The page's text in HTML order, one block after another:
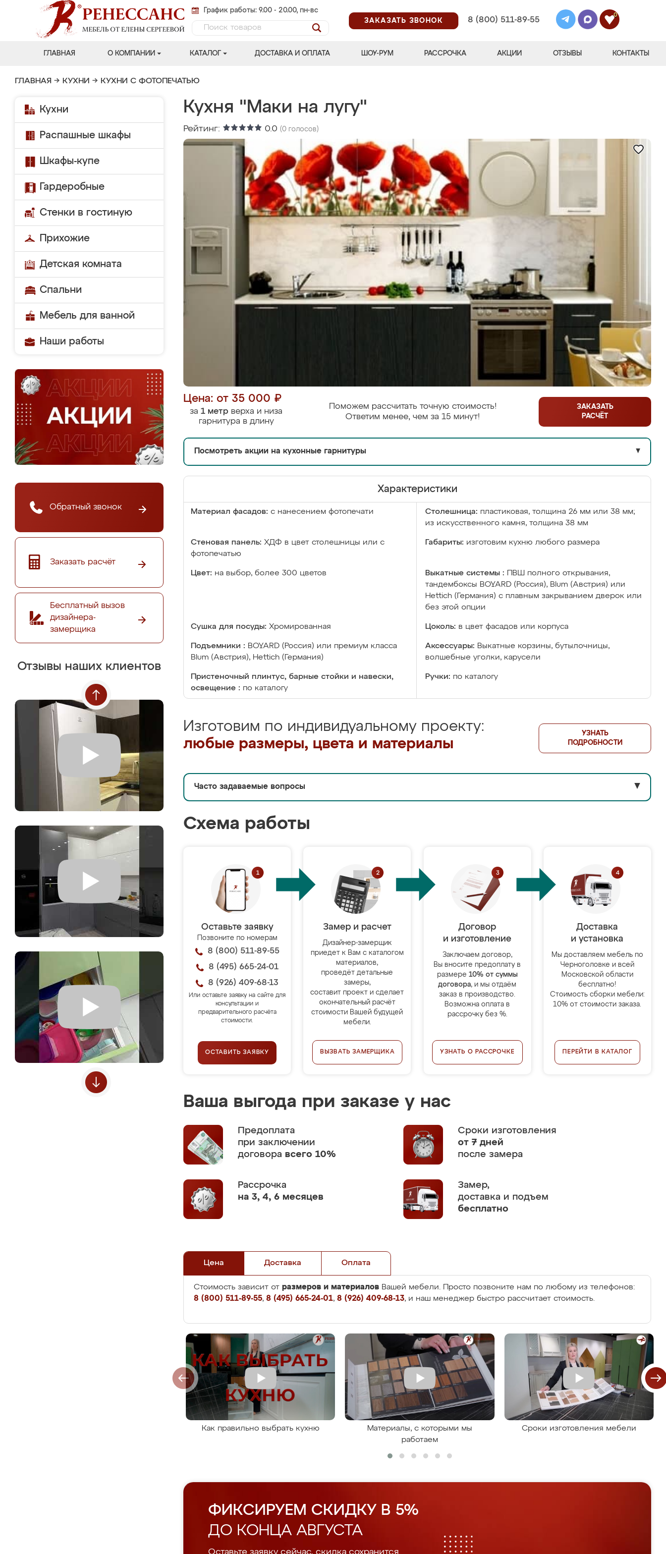
График работы: 9.00 - 20.00, пн-вс
ЗАКАЗАТЬ ЗВОНОК
8 (800) 511-89-55
0
ГЛАВНАЯ О КОМПАНИИ КАТАЛОГ ДОСТАВКА И ОПЛАТА ШОУ-РУМ РАССРОЧКА АКЦИИ ОТЗЫВЫ КОНТАКТЫ
ГЛАВНАЯ → КУХНИ → КУХНИ С ФОТОПЕЧАТЬЮ
Кухни
Распашные шкафы
Шкафы-купе
Гардеробные
Стенки в гостиную
Прихожие
Детская комната
Спальни
Мебель для ванной
Наши работы
Обратный звонок
Заказать расчёт
Бесплатный вызов
дизайнера-
замерщика
Отзывы наших клиентов
Кухня "Маки на лугу"
Рейтинг: 0.0 (0 голосов)
Цена: от 35 000 ₽
за 1 метр верха и низа
гарнитура в длину
Поможем рассчитать точную стоимость!
Ответим менее, чем за 15 минут!
ЗАКАЗАТЬ
РАСЧЁТ
Посмотреть акции на кухонные гарнитуры ▼
Характеристики
Материал фасадов: с нанесением фотопечати Столешница: пластиковая, толщина 26 мм или 38 мм;
из искусственного камня, толщина 38 мм
Стеновая панель: ХДФ в цвет столешницы или с
фотопечатью
Габариты: изготовим кухню любого размера
Цвет: на выбор, более 300 цветов Выкатные системы :
ПВШ полного открывания,
тандембоксы BOYARD (Россия), Blum (Австрия) или
Hettich (Германия) с плавным закрыванием дверок или
без этой опции
Сушка для посуды: Хромированная Цоколь: в цвет фасадов или корпуса
Подъемники : BOYARD (Россия) или премиум класса
Blum (Австрия), Hettich (Германия)
Аксессуары: Выкатные корзины, бутылочницы,
волшебные уголки, карусели
Пристеночный плинтус, барные стойки и навески,
освещение : по каталогу
Ручки: по каталогу
Изготовим по индивидуальному проекту:
любые размеры, цвета и материалы
УЗНАТЬ
ПОДРОБНОСТИ
Часто задаваемые вопросы ▼
Схема работы
Оставьте заявку
Позвоните по номерам
8 (800) 511-89-55
8 (495) 665-24-01
8 (926) 409-68-13
Или оставьте заявку на сайте для
консультации и
предварительного расчёта
стоимости.
ОСТАВИТЬ ЗАЯВКУ
Замер и расчет
Дизайнер-замерщик
приедет к Вам с каталогом
материалов,
проведёт детальные
замеры,
составит проект и сделает
окончательный расчёт
стоимости Вашей будущей
мебели.
ВЫЗВАТЬ ЗАМЕРЩИКА
Договор
и изготовление
Заключаем договор,
Вы вносите предоплату в
размере 10% от суммы
договора, и мы отдаём
заказ в производство.
Возможна оплата в
рассрочку без %.
УЗНАТЬ О РАССРОЧКЕ
Доставка
и установка
Мы доставляем мебель по
Черноголовке и всей
Московской области
бесплатно!
Стоимость сборки мебели:
10% от стоимости заказа.
ПЕРЕЙТИ В КАТАЛОГ
Ваша выгода при заказе у нас
Предоплата
при заключении
договора всего 10%
Сроки изготовления
от 7 дней
после замера
Рассрочка
на 3, 4, 6 месяцев
Замер,
доставка и подъем
бесплатно
Цена Доставка Оплата
Стоимость зависит от размеров и материалов Вашей мебели. Просто позвоните нам по любому из телефонов:
8 (800) 511-89-55, 8 (495) 665-24-01, 8 (926) 409-68-13, и наш менеджер быстро рассчитает стоимость.
Как правильно выбрать кухню
Материалы, с которыми мы
работаем
Сроки изготовления мебели
ФИКСИРУЕМ СКИДКУ В 5%
ДО КОНЦА АВГУСТА
Оставьте заявку сейчас, скидка сохранится.